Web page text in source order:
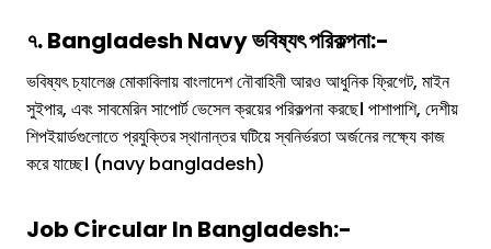
৭. Bangladesh Navy ভবিষ্যৎ পরিকল্পনা:-
ভবিষ্যৎ চ্যালেঞ্জ মোকাবিলায় বাংলাদেশ নৌবাহিনী আরও আধুনিক ফ্রিগেট, মাইন
সুইপার, এবং সাবমেরিন সাপোর্ট ভেসেল ক্রয়ের পরিকল্পনা করছে। পাশাপাশি, দেশীয়
শিপইয়ার্ডগুলোতে প্রযুক্তির স্থানান্তর ঘটিয়ে স্বনির্ভরতা অর্জনের লক্ষ্যে কাজ
করে যাচ্ছে। (navy bangladesh)
Job Circular In Bangladesh:-